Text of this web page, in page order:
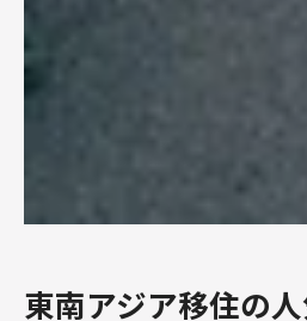
東南アジア移住の